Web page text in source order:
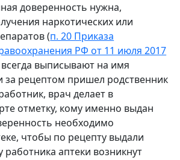
доверенность нужна,
наркотических или
(п. 20 Приказа
РФ от 11 июля 2017
выписывают на имя
за рецептом пришел родственник
врач делает в
отметку, кому именно выдан
необходимо
чтобы по рецепту выдали
работника аптеки возникнут